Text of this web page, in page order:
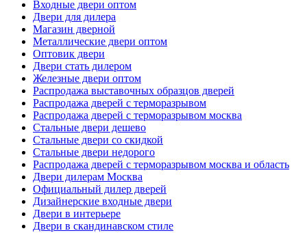
Входные двери оптом
Двери для дилера
Магазин дверной
Металлические двери оптом
Оптовик двери
Двери стать дилером
Железные двери оптом
Распродажа выставочных образцов дверей
Распродажа дверей с терморазрывом
Распродажа дверей с терморазрывом москва
Стальные двери дешево
Стальные двери со скидкой
Стальные двери недорого
Распродажа дверей с терморазрывом москва и область
Двери дилерам Москва
Официальный дилер дверей
Дизайнерские входные двери
Двери в интерьере
Двери в скандинавском стиле